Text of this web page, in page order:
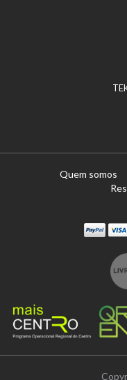
Quem somos
MastercardMaestro
Visa